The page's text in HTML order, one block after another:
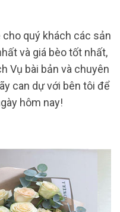
quý khách các sản
và giá bèo tốt nhất,
Vụ bài bản và chuyên
can dự với bên tôi để
hôm nay!